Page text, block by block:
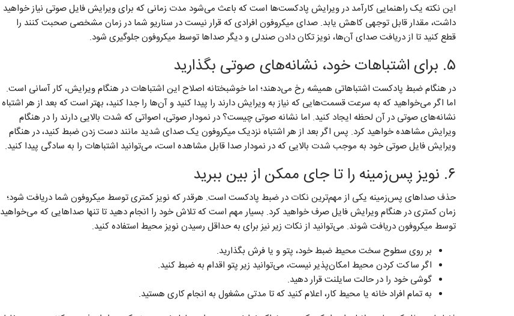
این نکته یک راهنمایی کارآمد در ویرایش پادکست‌ها است که باعث می‌شود مدت زمانی که برای ویرایش فایل صوتی نیاز خواهید
داشت، مقدار قابل توجهی کاهش یابد. صدای میکروفون افرادی که قرار نیست در سناریو شما در زمان مشخصی صحبت کنند را
قطع کنید تا از دریافت صدای آن‌ها، نویز تکان دادن صندلی و دیگر صداها توسط میکروفون جلوگیری شود.
۵. برای اشتباهات خود، نشانه‌های صوتی بگذارید
در هنگام ضبط پادکست اشتباهاتی همیشه رخ می‌دهند؛ اما خوشبختانه اصلاح این اشتباهات در هنگام ویرایش، کار آسانی است.
اما اگر می‌خواهید که به سرعت قسمت‌هایی که نیاز به ویرایش دارند را پیدا کنید و آن‌ها را جدا کنید، بهتر است که بعد از هر اشتباه
نشانه‌های صوتی در آن لحظه ایجاد کنید. اما نشانه‌ صوتی چیست؟ در نمودار صوتی، اصواتی که شدت بالایی دارند را در هنگام
ویرایش مشاهده خواهید کرد. پس اگر بعد از هر اشتباه نزدیک میکروفون یک صدای شدید مانند دست زدن ضبط کنید، در هنگام
ویرایش فایل صوتی خود به موجب شدت بالایی که در نمودار صدا قابل مشاهده است، می‌توانید اشتباهات را به سادگی پیدا کنید.
۶. نویز پس‌زمینه را تا جای ممکن از بین ببرید
حذف صداهای پس‌زمینه یکی از مهم‌ترین نکات در ضبط پادکست است. هرقدر که نویز کمتری توسط میکروفون شما دریافت شود؛
زمان کمتری در هنگام ویرایش فایل صرف خواهید کرد. بسیار مهم است که تلاش خود را انجام دهید تا تنها صداهایی که می‌خواهید
توسط میکروفون دریافت شوند. می‌توانید از نکات زیر نیز برای به حداقل رسیدن نویز محیط استفاده کنید.
بر روی سطوح سخت محیط ضبط خود، پتو و یا فرش بگذارید.
اگر ساکت کردن محیط امکان‌پذیر نیست، می‌توانید زیر پتو اقدام به ضبط کنید.
گوشی خود را در حالت سایلنت قرار دهید.
به تمام افراد خانه یا محیط کار، اعلام کنید که تا مدتی مشغول به انجام کاری هستید.